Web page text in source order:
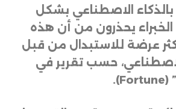
الاصطناعي بشكل
يحذرون من أن هذه
عرضة للاستبدال من قبل
حسب تقرير في
” (Fortune).